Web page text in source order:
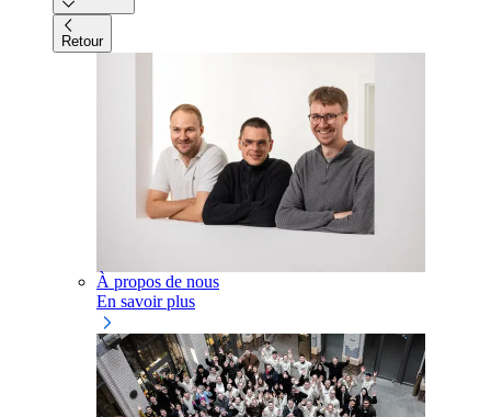
Retour
À propos de nous
En savoir plus